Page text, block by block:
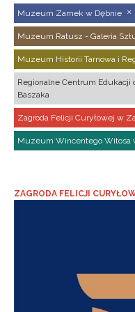
Muzeum Zamek w Dębnie
Muzeum Ratusz - Galeria
Muzeum Historii Tarnowa i
Regionalne Centrum Edukacji
Baszaka
Zagroda Felicji Curyłowej w
Muzeum Wincentego Witosa
ZAGRODA FELICJI